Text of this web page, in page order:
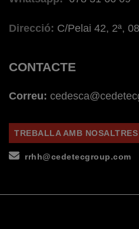
Direcció: C/Pelai 42, 2ª,
CONTACTE
Correu:
TREBALLA AMB NOSALTRES
rrhh@cedetecgroup.com